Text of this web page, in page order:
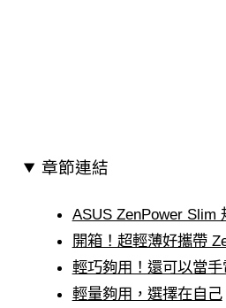
章節連結
ASUS ZenPower Slim
開箱！超輕薄好攜帶
輕巧夠用！還可以當手
輕量夠用，選擇在自己